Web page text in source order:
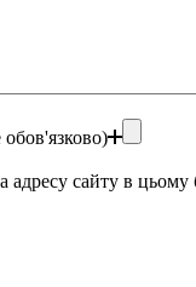
адресу сайту в